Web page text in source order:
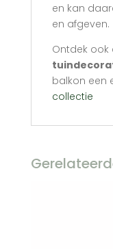
en kan
en afgeven.
Ontdek ook
balkon een
collectie